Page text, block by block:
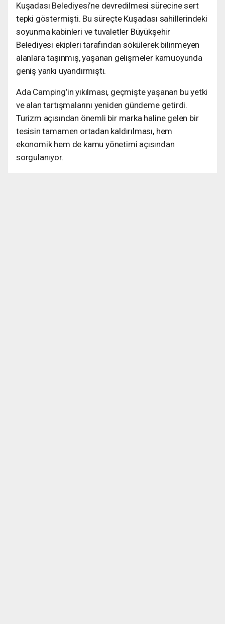
Kuşadası Belediyesi’ne devredilmesi sürecine sert
tepki göstermişti. Bu süreçte Kuşadası sahillerindeki
soyunma kabinleri ve tuvaletler Büyükşehir
Belediyesi ekipleri tarafından sökülerek bilinmeyen
alanlara taşınmış, yaşanan gelişmeler kamuoyunda
geniş yankı uyandırmıştı.
Ada Camping’in yıkılması, geçmişte yaşanan bu yetki
ve alan tartışmalarını yeniden gündeme getirdi.
Turizm açısından önemli bir marka haline gelen bir
tesisin tamamen ortadan kaldırılması, hem
ekonomik hem de kamu yönetimi açısından
sorgulanıyor.